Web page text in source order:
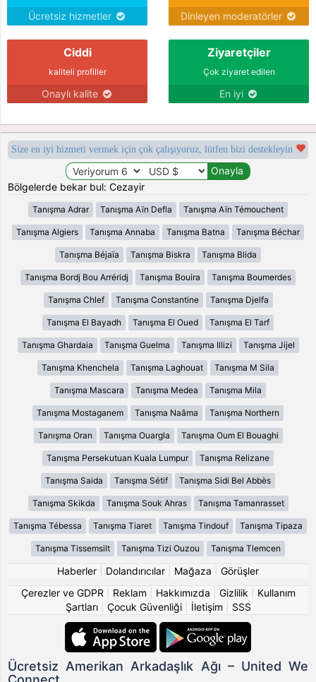
Ücretsiz hizmetler Dinleyen moderatörler
Ciddi
kaliteli profiller
Onaylı kalite
Ziyaretçiler
Çok ziyaret edilen
En iyi
Size en iyi hizmeti vermek için çok çalışıyoruz, lütfen bizi destekleyin
Bölgelerde bekar bul: Cezayir
Tanışma Adrar Tanışma Aïn Defla Tanışma Aïn Témouchent
Tanışma Algiers Tanışma Annaba Tanışma Batna Tanışma Béchar
Tanışma Béjaïa Tanışma Biskra Tanışma Blida
Tanışma Bordj Bou Arréridj Tanışma Bouira Tanışma Boumerdes
Tanışma Chlef Tanışma Constantine Tanışma Djelfa
Tanışma El Bayadh Tanışma El Oued Tanışma El Tarf
Tanışma Ghardaia Tanışma Guelma Tanışma Illizi Tanışma Jijel
Tanışma Khenchela Tanışma Laghouat Tanışma M Sila
Tanışma Mascara Tanışma Medea Tanışma Mila
Tanışma Mostaganem Tanışma Naâma Tanışma Northern
Tanışma Oran Tanışma Ouargla Tanışma Oum El Bouaghi
Tanışma Persekutuan Kuala Lumpur Tanışma Relizane
Tanışma Saida Tanışma Sétif Tanışma Sidi Bel Abbès
Tanışma Skikda Tanışma Souk Ahras Tanışma Tamanrasset
Tanışma Tébessa Tanışma Tiaret Tanışma Tindouf Tanışma Tipaza
Tanışma Tissemsilt Tanışma Tizi Ouzou Tanışma Tlemcen
Haberler Dolandırıcılar Mağaza
Görüşler
Çerezler ve GDPR
Reklam Hakkımızda Gizlilik
Kullanım
Şartları| Çocuk Güvenliği| İletişim SSS
Ücretsiz Amerikan Arkadaşlık Ağı – United We